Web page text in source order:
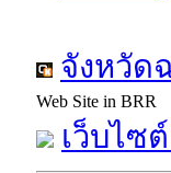
จังหวัด
Web Site in BRR
เว็บไซ